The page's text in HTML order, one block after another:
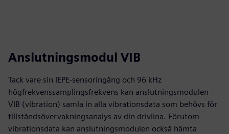
Anslutningsmodul VIB
Tack vare sin IEPE-sensoringång och 96 kHz
högfrekvenssamplingsfrekvens kan anslutningsmodulen
VIB (vibration) samla in alla vibrationsdata som behövs för
tillståndsövervakningsanalys av din drivlina. Förutom
vibrationsdata kan anslutningsmodulen också hämta